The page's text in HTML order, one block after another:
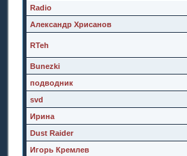
Radio
Александр Хрисанов
RTeh
Bunezki
подводник
svd
Ирина
Dust Raider
Игорь Кремлев